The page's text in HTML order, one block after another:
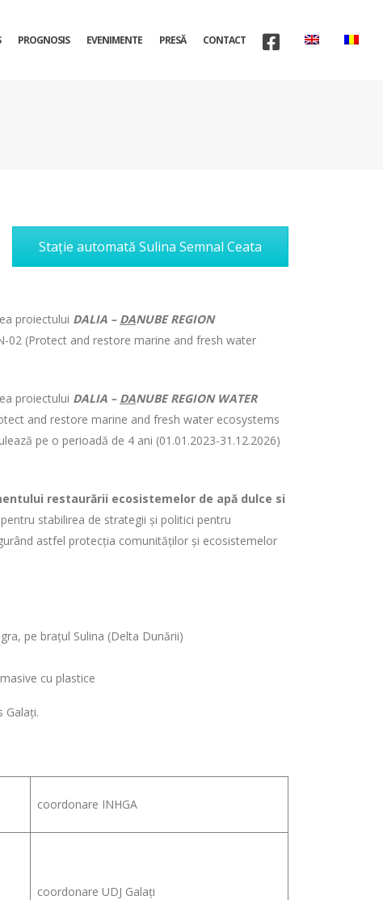
PROGNOSIS EVENIMENTE PRESĂ CONTACT
Stație automată Sulina Semnal Ceata
proiectului DALIA – DANUBE REGION
02 (Protect and restore marine and fresh water
proiectului DALIA – DANUBE REGION WATER
and restore marine and fresh water ecosystems
pe o perioadă de 4 ani (01.01.2023-31.12.2026)
restaurării ecosistemelor de apă dulce si
stabilirea de strategii și politici pentru
astfel protecția comunităților și ecosistemelor
pe brațul Sulina (Delta Dunării)
cu plastice
Galați.
coordonare INHGA
coordonare UDJ Galați